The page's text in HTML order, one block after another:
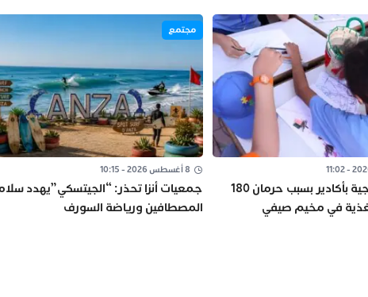
وقفة احتجاجية بأكادير بسبب حرمان 180
في مخيم صيفي
مجتمع
8 أغسطس 2026 - 10:15
جمعيات أنزا تحذر: “الجيتسكي”يهدد
المصطافين ورياضة السورف